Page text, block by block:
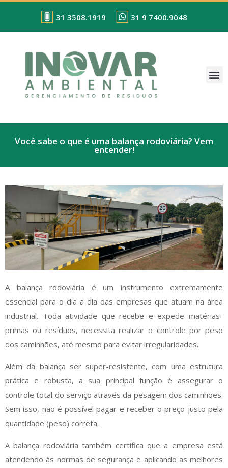
31 3508.1919 31 9 7400.9048
Você sabe o que é uma balança rodoviária? Vem
entender!
A balança rodoviária é um instrumento extremamente
essencial para o dia a dia das empresas que atuam na área
industrial. Toda atividade que recebe e expede matérias-
primas ou resíduos, necessita realizar o controle por peso
dos caminhões, até mesmo para evitar irregularidades.
Além da balança ser super-resistente, com uma estrutura
prática e robusta, a sua principal função é assegurar o
controle total do serviço através da pesagem dos caminhões.
Sem isso, não é possível pagar e receber o preço justo pela
quantidade (peso) correta.
A balança rodoviária também certifica que a empresa está
atendendo às normas de segurança e aplicando as melhores